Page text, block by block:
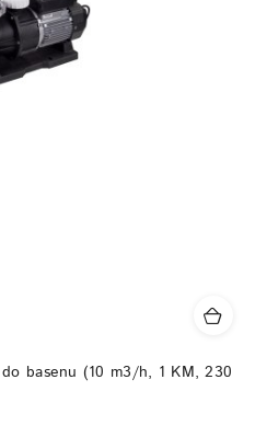
basenu (10 m3/h, 1 KM, 230